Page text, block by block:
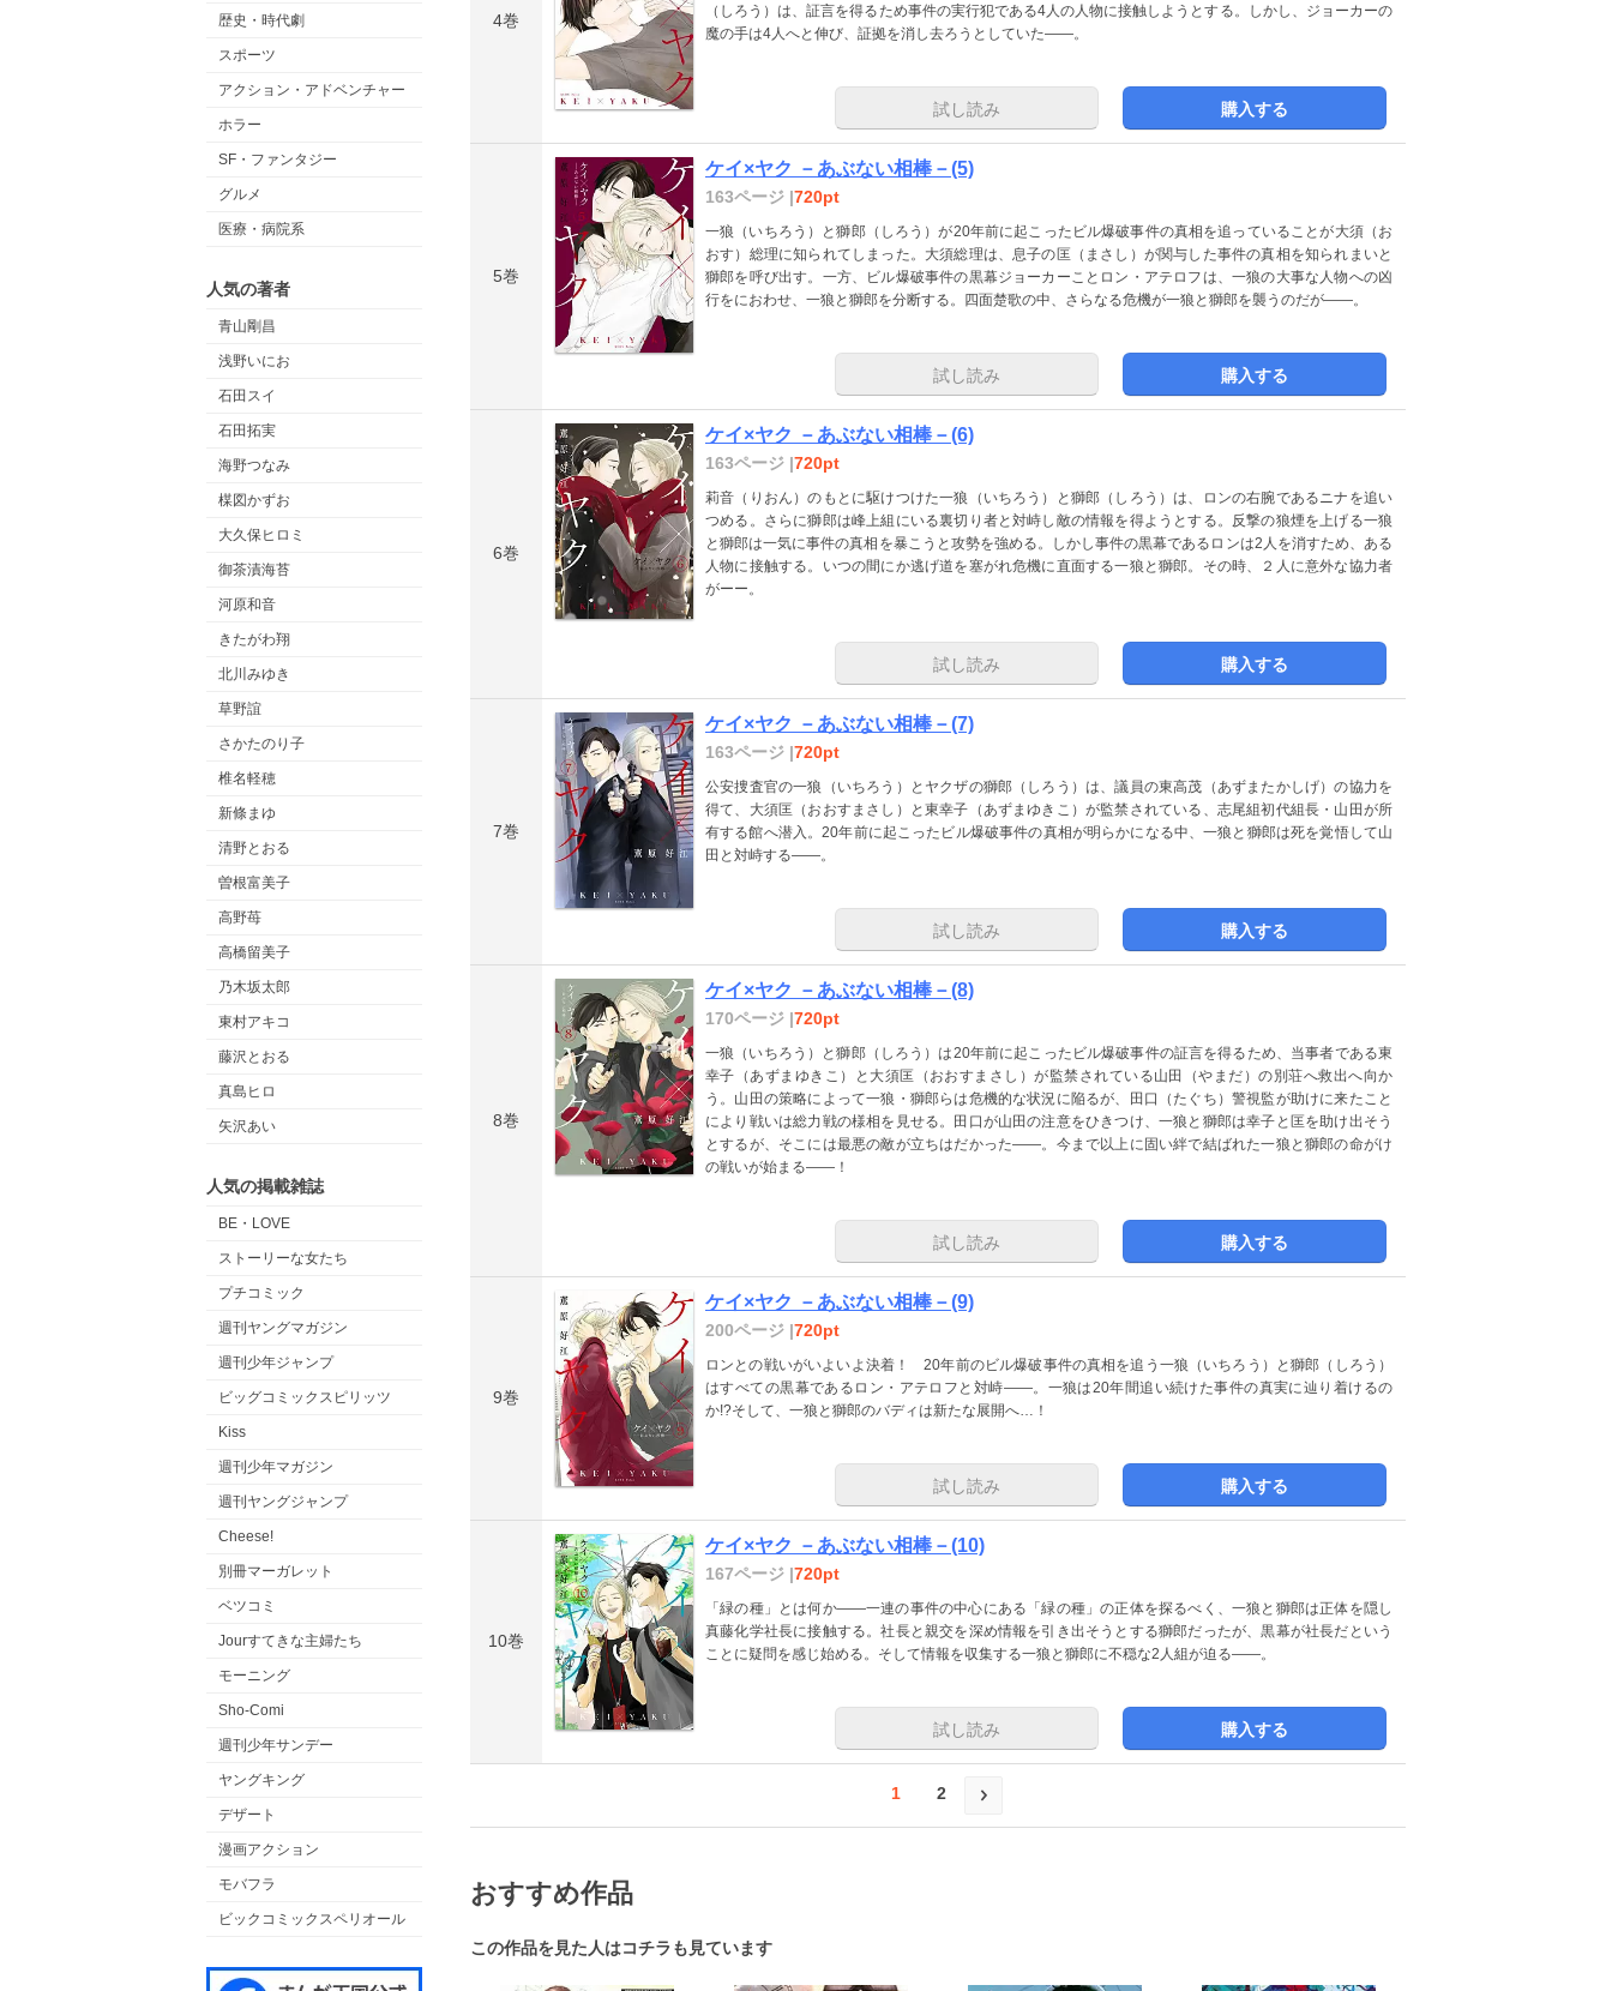
歴史・時代劇
スポーツ
アクション・アドベンチャー
ホラー
SF・ファンタジー
グルメ
医療・病院系
人気の著者
青山剛昌
浅野いにお
石田スイ
石田拓実
海野つなみ
楳図かずお
大久保ヒロミ
御茶漬海苔
河原和音
きたがわ翔
北川みゆき
草野誼
さかたのり子
椎名軽穂
新條まゆ
清野とおる
曽根富美子
高野苺
高橋留美子
乃木坂太郎
東村アキコ
藤沢とおる
真島ヒロ
矢沢あい
人気の掲載雑誌
BE・LOVE
ストーリーな女たち
プチコミック
週刊ヤングマガジン
週刊少年ジャンプ
ビッグコミックスピリッツ
Kiss
週刊少年マガジン
週刊ヤングジャンプ
Cheese!
別冊マーガレット
ベツコミ
Jourすてきな主婦たち
モーニング
Sho-Comi
週刊少年サンデー
ヤングキング
デザート
漫画アクション
モバフラ
ビックコミックスペリオール
4巻
（しろう）は、証言を得るため事件の実行犯である4人の人物に接触しようとする。しかし、ジョーカーの
魔の手は4人へと伸び、証拠を消し去ろうとしていた――。
試し読み 購入する
5巻
ケイ×ヤク －あぶない相棒－(5)
163ページ |720pt
一狼（いちろう）と獅郎（しろう）が20年前に起こったビル爆破事件の真相を追っていることが大須（お
おす）総理に知られてしまった。大須総理は、息子の匡（まさし）が関与した事件の真相を知られまいと
獅郎を呼び出す。一方、ビル爆破事件の黒幕ジョーカーことロン・アテロフは、一狼の大事な人物への凶
行をにおわせ、一狼と獅郎を分断する。四面楚歌の中、さらなる危機が一狼と獅郎を襲うのだが――。
試し読み 購入する
6巻
ケイ×ヤク －あぶない相棒－(6)
163ページ |720pt
莉音（りおん）のもとに駆けつけた一狼（いちろう）と獅郎（しろう）は、ロンの右腕であるニナを追い
つめる。さらに獅郎は峰上組にいる裏切り者と対峙し敵の情報を得ようとする。反撃の狼煙を上げる一狼
と獅郎は一気に事件の真相を暴こうと攻勢を強める。しかし事件の黒幕であるロンは2人を消すため、ある
人物に接触する。いつの間にか逃げ道を塞がれ危機に直面する一狼と獅郎。その時、２人に意外な協力者
がーー。
試し読み 購入する
7巻
ケイ×ヤク －あぶない相棒－(7)
163ページ |720pt
公安捜査官の一狼（いちろう）とヤクザの獅郎（しろう）は、議員の東高茂（あずまたかしげ）の協力を
得て、大須匡（おおすまさし）と東幸子（あずまゆきこ）が監禁されている、志尾組初代組長・山田が所
有する館へ潜入。20年前に起こったビル爆破事件の真相が明らかになる中、一狼と獅郎は死を覚悟して山
田と対峙する――。
試し読み 購入する
8巻
ケイ×ヤク －あぶない相棒－(8)
170ページ |720pt
一狼（いちろう）と獅郎（しろう）は20年前に起こったビル爆破事件の証言を得るため、当事者である東
幸子（あずまゆきこ）と大須匡（おおすまさし）が監禁されている山田（やまだ）の別荘へ救出へ向か
う。山田の策略によって一狼・獅郎らは危機的な状況に陥るが、田口（たぐち）警視監が助けに来たこと
により戦いは総力戦の様相を見せる。田口が山田の注意をひきつけ、一狼と獅郎は幸子と匡を助け出そう
とするが、そこには最悪の敵が立ちはだかった――。今まで以上に固い絆で結ばれた一狼と獅郎の命がけ
の戦いが始まる――！
試し読み 購入する
9巻
ケイ×ヤク －あぶない相棒－(9)
200ページ |720pt
ロンとの戦いがいよいよ決着！ 20年前のビル爆破事件の真相を追う一狼（いちろう）と獅郎（しろう）
はすべての黒幕であるロン・アテロフと対峙――。一狼は20年間追い続けた事件の真実に辿り着けるの
か!?そして、一狼と獅郎のバディは新たな展開へ…！
試し読み 購入する
10巻
ケイ×ヤク －あぶない相棒－(10)
167ページ |720pt
「緑の種」とは何か――一連の事件の中心にある「緑の種」の正体を探るべく、一狼と獅郎は正体を隠し
真藤化学社長に接触する。社長と親交を深め情報を引き出そうとする獅郎だったが、黒幕が社長だという
ことに疑問を感じ始める。そして情報を収集する一狼と獅郎に不穏な2人組が迫る――。
試し読み 購入する
1 2
おすすめ作品
この作品を見た人はコチラも見ています